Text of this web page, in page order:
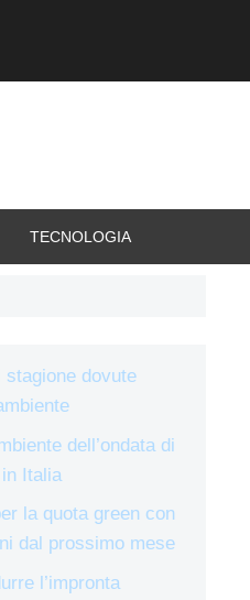
TECNOLOGIA
stagione dovute
dell’ondata di
Italia
la quota green con
dal prossimo mese
l’impronta